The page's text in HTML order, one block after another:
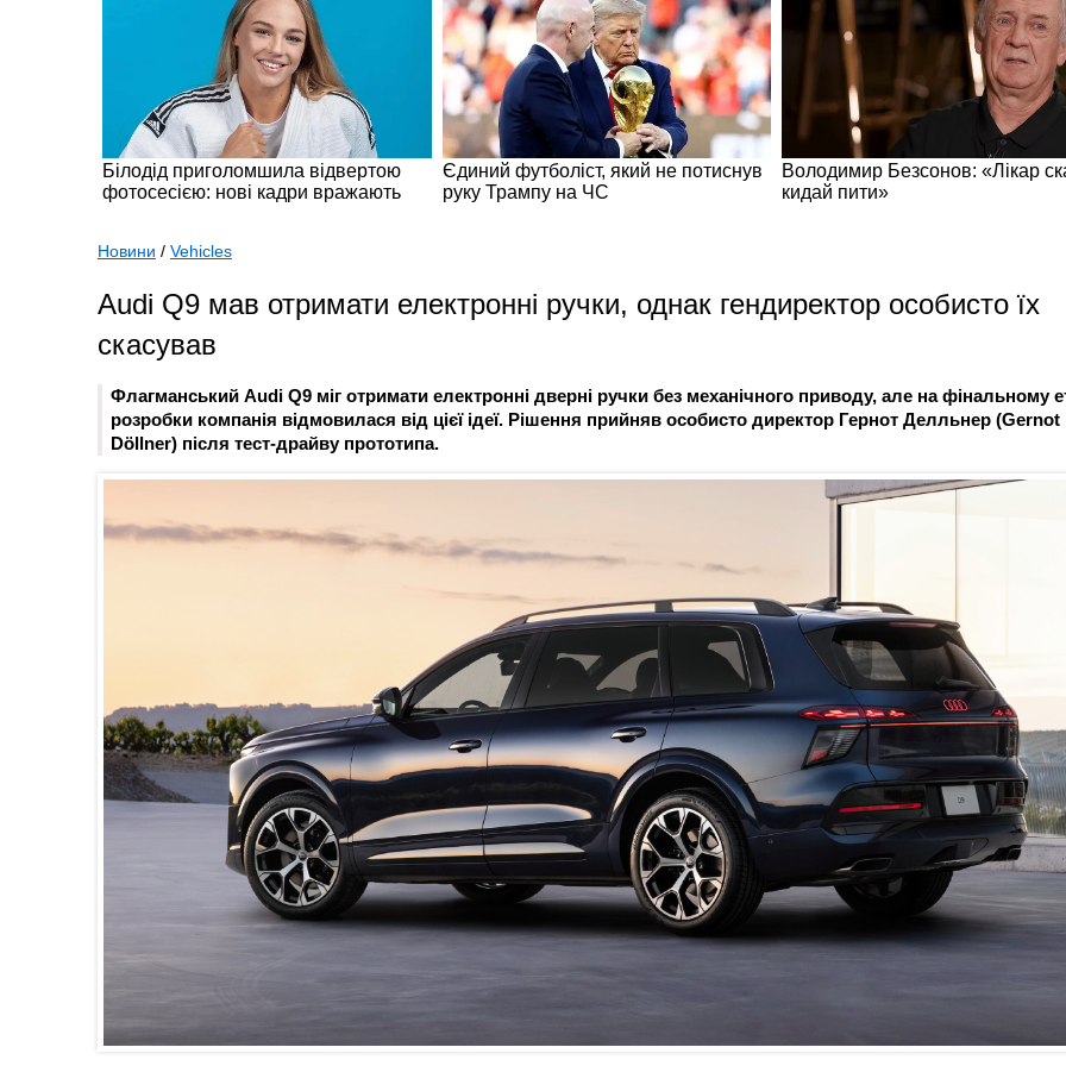
Новини / Vehicles
Audi Q9 мав отримати електронні ручки, однак гендиректор особисто їх
скасував
Флагманський Audi Q9 міг отримати електронні дверні ручки без механічного приводу, але на фінальному
розробки компанія відмовилася від цієї ідеї. Рішення прийняв особисто директор Гернот Делльнер (Gernot
Döllner) після тест-драйву прототипа.